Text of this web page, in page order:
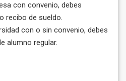
con convenio, debes
recibo de sueldo.
con o sin convenio, debes
alumno regular.